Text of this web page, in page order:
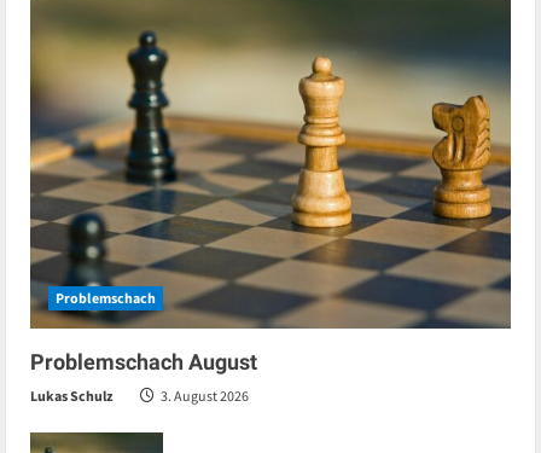
Problemschach
Problemschach August
Lukas Schulz 3. August 2026